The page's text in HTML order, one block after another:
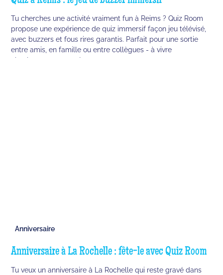
Tu cherches une activité vraiment fun à Reims ? Quiz Room
propose une expérience de quiz immersif façon jeu télévisé,
avec buzzers et fous rires garantis. Parfait pour une sortie
entre amis, en famille ou entre collègues - à vivre
absolument en 2026 !
Anniversaire
Anniversaire à La Rochelle : fête-le avec Quiz Room
Tu veux un anniversaire à La Rochelle qui reste gravé dans